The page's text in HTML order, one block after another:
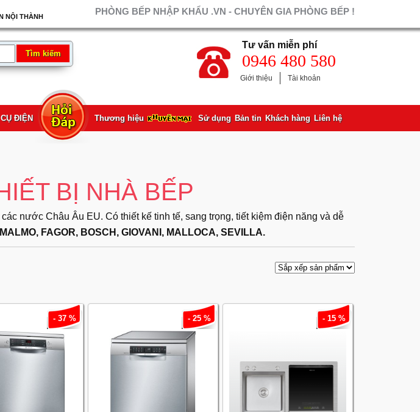
NỘI THÀNH
PHÒNG BẾP NHẬP KHẨU .VN - CHUYÊN GIA PHÒNG BẾP !
Tư vấn miễn phí
0946 480 580
Giới thiệu Tài khoản
CỤ ĐIỆN Thương hiệu Sử dụng Bản tin Khách hàng Liên hệ
BỊ NHÀ BẾP
nước Châu Âu EU. Có thiết kế tinh tế, sang trọng, tiết kiệm điện năng và dễ
MALMO, FAGOR, BOSCH, GIOVANI, MALLOCA, SEVILLA.
- 37 % - 25 % - 15 %